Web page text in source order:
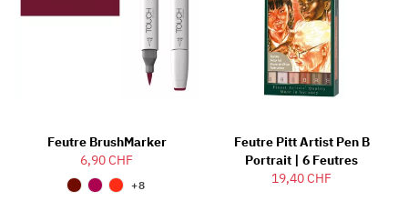
Feutre BrushMarker
6,90 CHF
+8
Feutre Pitt Artist Pen B
Portrait | 6 Feutres
19,40 CHF